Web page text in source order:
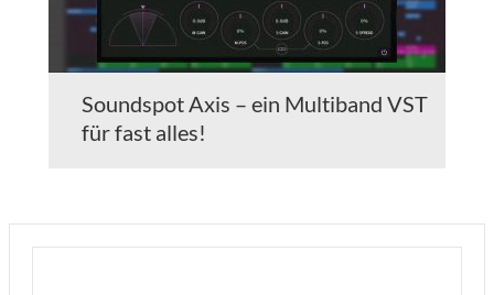
Soundspot Axis – ein Multiband VST
für fast alles!